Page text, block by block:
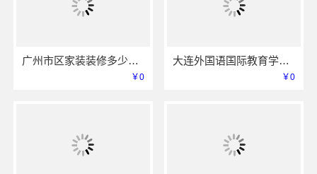
广州市区家装装修多少钱新房？精匠饰家（广州）家居建材有限公司
￥0
大连外国语国际教育学院航空职教资讯推荐怎么样
￥0